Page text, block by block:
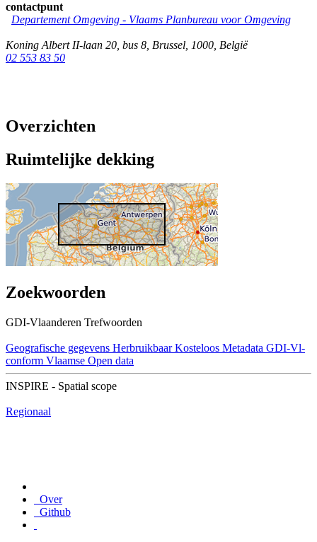
contactpunt
Departement Omgeving - Vlaams Planbureau voor Omgeving
Koning Albert II-laan 20, bus 8 Brussel 1000 België
02 553 83 50
Overzichten
Ruimtelijke dekking
Zoekwoorden
GDI-Vlaanderen Trefwoorden
Geografische gegevens Herbruikbaar Kosteloos Metadata GDI-Vl-
conform Vlaamse Open data
INSPIRE - Spatial scope
Regionaal
Over
Github